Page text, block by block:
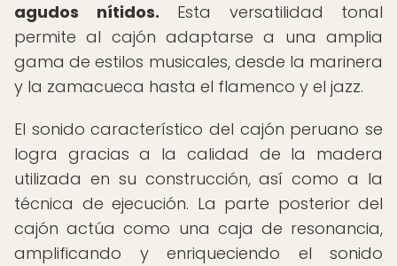
agudos nítidos. Esta versatilidad tonal
permite al cajón adaptarse a una amplia
gama de estilos musicales, desde la marinera
y la zamacueca hasta el flamenco y el jazz.
El sonido característico del cajón peruano se
logra gracias a la calidad de la madera
utilizada en su construcción, así como a la
técnica de ejecución. La parte posterior del
cajón actúa como una caja de resonancia,
amplificando y enriqueciendo el sonido